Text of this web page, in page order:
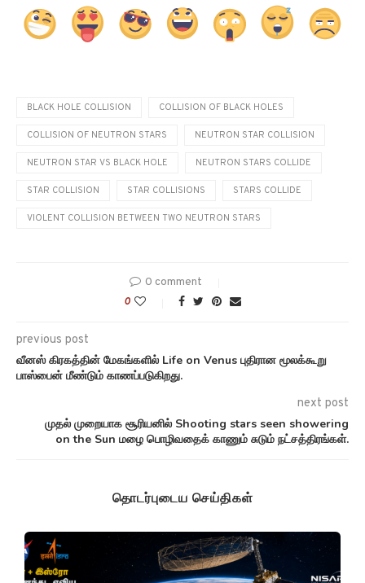
BLACK HOLE COLLISION COLLISION OF BLACK HOLES
COLLISION OF NEUTRON STARS NEUTRON STAR COLLISION
NEUTRON STAR VS BLACK HOLE NEUTRON STARS COLLIDE
STAR COLLISION STAR COLLISIONS STARS COLLIDE
VIOLENT COLLISION BETWEEN TWO NEUTRON STARS
0 comment
0
previous post
வீனஸ் கிரகத்தின் மேகங்களில் Life on Venus புதிரான மூலக்கூறு
பாஸ்பைன் மீண்டும் காணப்படுகிறது.
next post
முதல் முறையாக சூரியனில் Shooting stars seen showering
on the Sun மழை பொழிவதைக் காணும் சுடும் நட்சத்திரங்கள்.
தொடர்புடைய செய்திகள்